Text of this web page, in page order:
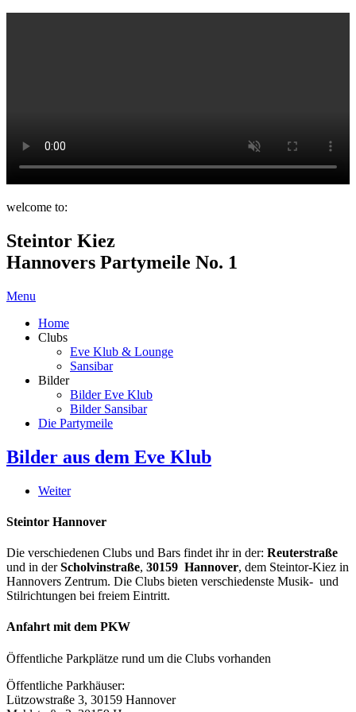
welcome to:
Steintor Kiez
Hannovers Partymeile No. 1
Menu
Home
Clubs
Eve Klub & Lounge
Sansibar
Bilder
Bilder Eve Klub
Bilder Sansibar
Die Partymeile
Bilder aus dem Eve Klub
Weiter
Steintor Hannover
Die verschiedenen Clubs und Bars findet ihr in der: Reuterstraße
und in derScholvinstraße, 30159 Hannover, dem Steintor-Kiez in
Hannovers Zentrum. Die Clubs bieten verschiedenste Musik- und
Stilrichtungen bei freiem Eintritt.
Anfahrt mit dem PKW
Öffentliche Parkplätze rund um die Clubs vorhanden
Öffentliche Parkhäuser:
Lützowstraße 3, 30159 Hannover